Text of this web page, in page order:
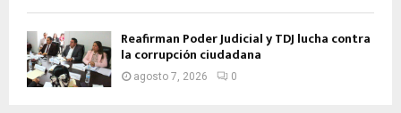
Reafirman Poder Judicial y TDJ lucha contra
la corrupción ciudadana
agosto 7, 2026 0